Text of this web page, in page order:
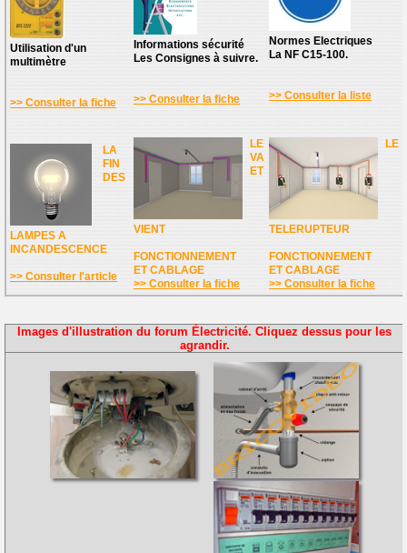
Utilisation d'un
multimètre
>> Consulter la fiche
Informations sécurité
Les Consignes à suivre.
>> Consulter la fiche
Normes Electriques
La NF C15-100.
>> Consulter la liste
LA
FIN
DES
LAMPES A
INCANDESCENCE
>> Consulter l'article
LE
VA
ET
VIENT
FONCTIONNEMENT
ET CABLAGE
>> Consulter la fiche
LE
TELERUPTEUR
FONCTIONNEMENT
ET CABLAGE
>> Consulter la fiche
Images d'illustration du forum Électricité. Cliquez dessus pour les
agrandir.